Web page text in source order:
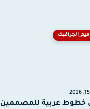
عربية للمصممين